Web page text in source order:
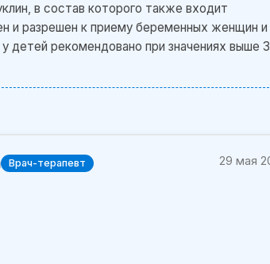
в состав которого также входит
и разрешен к приему беременных женщин и
рекомендовано при значениях выше
Врач-терапевт 29 мая